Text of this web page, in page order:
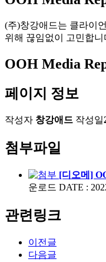
(주)창강애드는 클라이
위해 끊임없이 고민합니
OOH Media
페이지 정보
작성자 창강애드 작성일
첨부파일
[디오메]
운로드 DATE :
관련링크
이전글
다음글